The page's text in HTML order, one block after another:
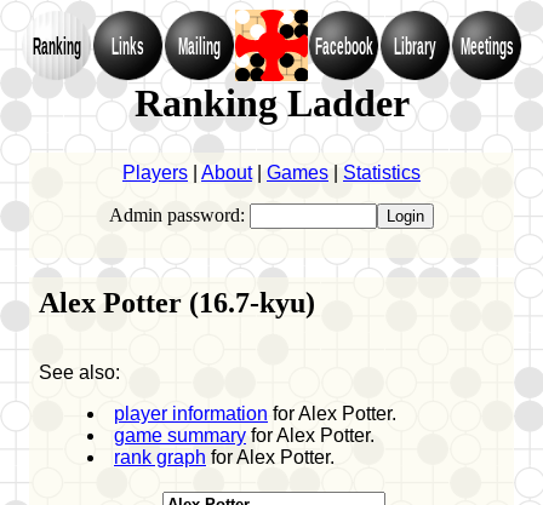
Ranking Links Mailing Facebook Library Meetings
Ranking Ladder
Players About| Games Statistics
Admin password:
Alex Potter (16.7-kyu)
See also:
player information for Alex Potter.
game summary for Alex Potter.
rank graph for Alex Potter.